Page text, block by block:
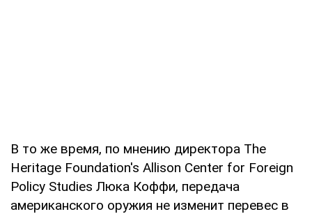
В то же время, по мнению директора The
Heritage Foundation's Allison Center for Foreign
Policy Studies Люка Коффи, передача
американского оружия не изменит перевес в